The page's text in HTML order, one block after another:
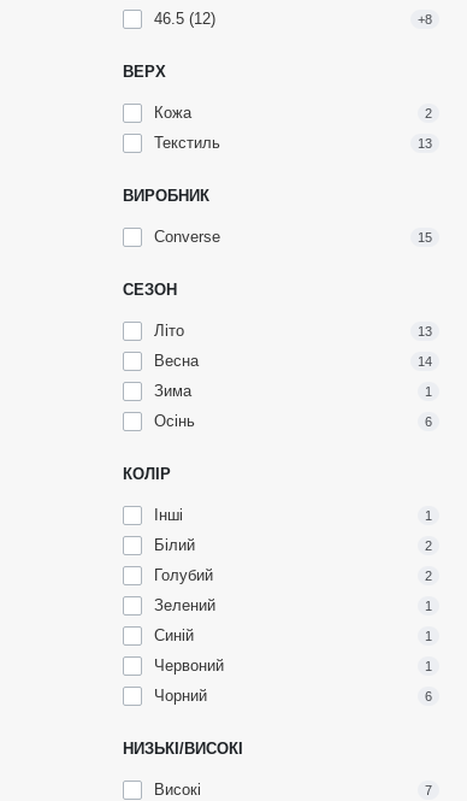
46.5 (12) +8
ВЕРХ
Кожа 2
Текстиль 13
ВИРОБНИК
Converse 15
СЕЗОН
Літо 13
Весна 14
Зима 1
Осінь 6
КОЛІР
Інші 1
Білий 2
Голубий 2
Зелений 1
Синій 1
Червоний 1
Чорний 6
НИЗЬКІ/ВИСОКІ
Високі 7